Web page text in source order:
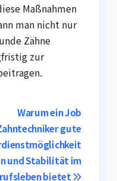
Maßnahmen
man nicht nur
Zähne
zur
Warum ein Job
gute
und Stabilität im
bietet